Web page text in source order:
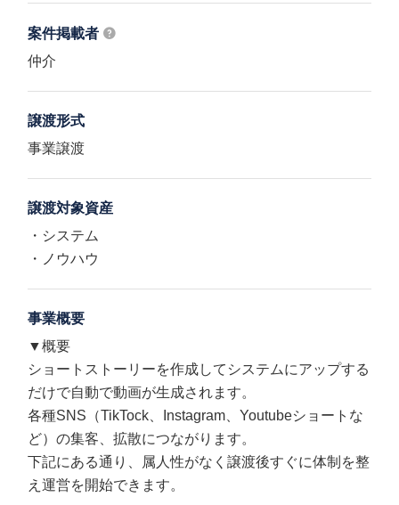
案件掲載者
仲介
譲渡形式
事業譲渡
譲渡対象資産
・システム
・ノウハウ
事業概要
▼概要
ショートストーリーを作成してシステムにアップする
だけで自動で動画が生成されます。
各種SNS（TikTock、Instagram、Youtubeショートな
ど）の集客、拡散につながります。
下記にある通り、属人性がなく譲渡後すぐに体制を整
え運営を開始できます。